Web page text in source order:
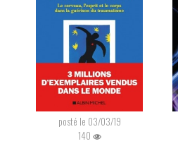
posté le 03/03/19
140